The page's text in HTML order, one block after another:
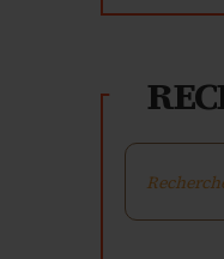
Rechercher :